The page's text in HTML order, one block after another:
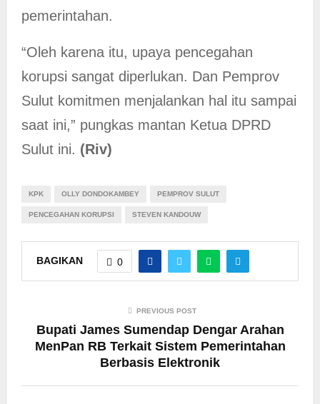
pemerintahan.
“Oleh karena itu, upaya pencegahan
korupsi sangat diperlukan. Dan Pemprov
Sulut komitmen menjalankan hal itu sampai
saat ini,” pungkas mantan Ketua DPRD
Sulut ini. (Riv)
KPK OLLY DONDOKAMBEY PEMPROV SULUT
PENCEGAHAN KORUPSI STEVEN KANDOUW
BAGIKAN 0
PREVIOUS POST
Bupati James Sumendap Dengar Arahan
MenPan RB Terkait Sistem Pemerintahan
Berbasis Elektronik